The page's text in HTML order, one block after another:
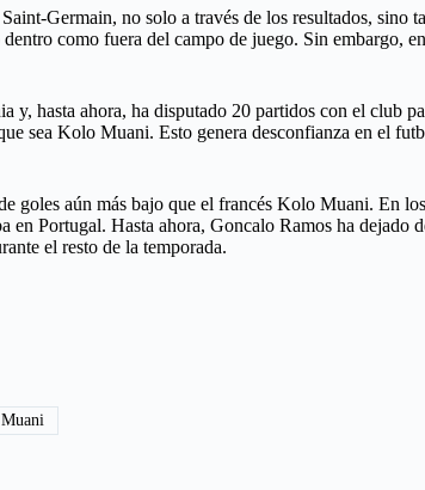
Germain, no solo a través de los resultados,
como fuera del campo de juego. Sin embargo,
hasta ahora, ha disputado 20 partidos con el club
sea Kolo Muani. Esto genera desconfianza en el
goles aún más bajo que el francés Kolo Muani. En
en Portugal. Hasta ahora, Goncalo Ramos ha
el resto de la temporada.